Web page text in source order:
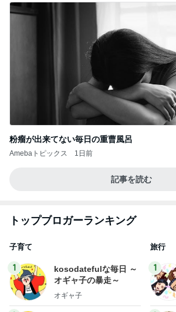
粉瘤が出来てない毎日の重曹風呂
Amebaトピックス 1日前
記事を読む
トップブロガーランキング
子育て
1
kosodatefulな毎日 ～
オギャ子の暴走～
オギャ子
旅行
1